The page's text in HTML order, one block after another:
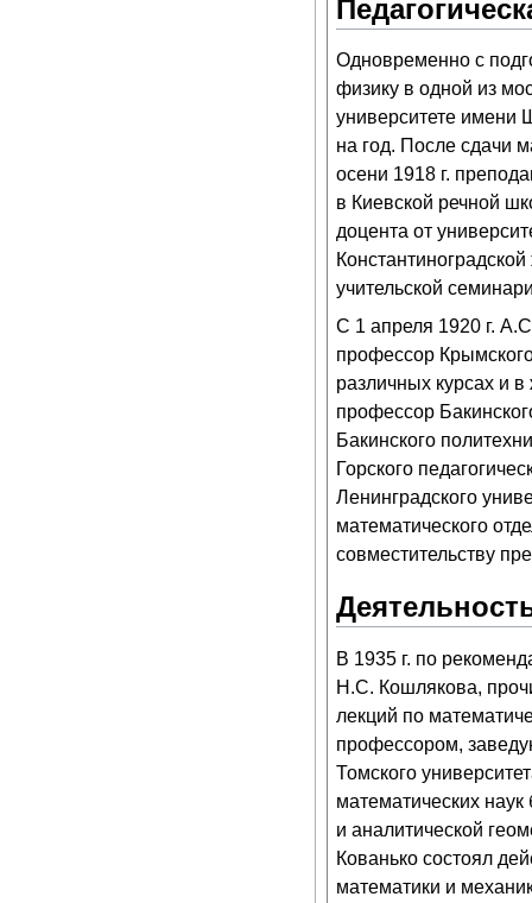
Одновременно с
физику в одной из
университете имени
на год. После сдачи
осени 1918 г.
в Киевской речной
доцента от
учительской
С 1 апреля 1920 г.
профессор
различных курсах и
профессор
Бакинского
Горского
Ленинградского
математического
совместительству
В 1935 г. по
Н.С. Кошлякова,
лекций по
профессором,
Томского
математических
и аналитической
Кованько состоял
математики и